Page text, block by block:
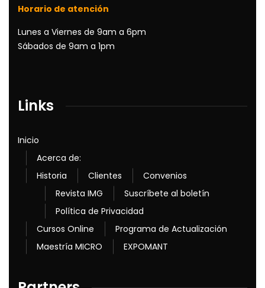
Horario de atención
Lunes a Viernes de 9am a 6pm
Sábados de 9am a 1pm
Links
Inicio
Acerca de:
Historia
Clientes
Convenios
Revista IMG
Suscríbete al boletín
Política de Privacidad
Cursos Online
Programa de Actualización
Maestría MICRO
EXPOMANT